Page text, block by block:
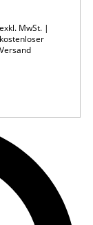
exkl. MwSt. |
kostenloser
Versand